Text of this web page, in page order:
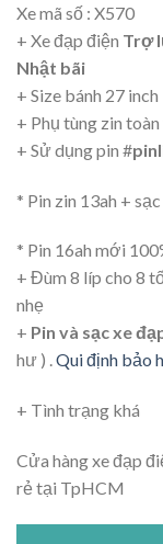
Xe mã số : X570
+ Xe đạp điện Trợ
Nhật bãi
+ Size bánh 27 inch
+ Phụ tùng zin
+ Sử dụng pin #
* Pin zin 13ah +
* Pin 16ah mới
+ Đùm 8 líp cho 8
nhẹ
+ Pin và sạc xe
hư ) .Qui định bảo
+ Tình trạng khá
Cửa hàng xe đạp
rẻ tại TpHCM